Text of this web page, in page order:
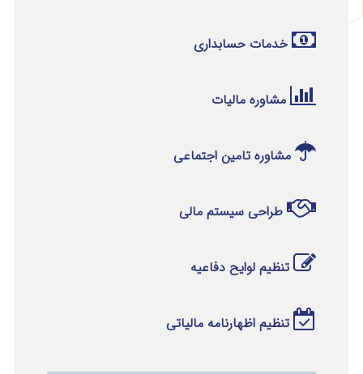
خدمات حسابداری
مشاوره مالیات
مشاوره تامین اجتماعی
طراحی سیستم مالی
تنظیم لوایح دفاعیه
تنظیم اظهارنامه مالیاتی